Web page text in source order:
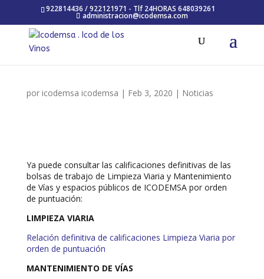
922814436 / 922121971 - Tlf 24HORAS 648039261
administracion@icodemsa.com
por icodemsa icodemsa | Feb 3, 2020 | Noticias
Ya puede consultar las calificaciones definitivas de las
bolsas de trabajo de Limpieza Viaria y Mantenimiento
de Vías y espacios públicos de ICODEMSA por orden
de puntuación:
LIMPIEZA VIARIA
Relación definitiva de calificaciones Limpieza Viaria por
orden de puntuación
MANTENIMIENTO DE VÍAS